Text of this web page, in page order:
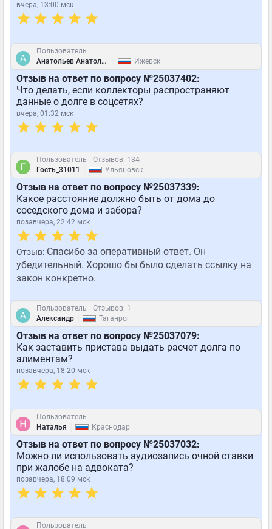
вчера, 13:00 мск
Пользователь
Анатольев Анатолий Анатольевич
Ижевск
Отзыв на ответ по вопросу №25037402:
Что делать, если коллекторы распространяют
данные о долге в соцсетях?
вчера, 01:32 мск
Пользователь
Отзывов: 134
Гость_31011
Ульяновск
Отзыв на ответ по вопросу №25037339:
Какое расстояние должно быть от дома до
соседского дома и забора?
позавчера, 22:42 мск
Отзыв: Спасибо за оперативный ответ. Он
убедительный. Хорошо бы было сделать ссылку на
закон конкретно.
Пользователь
Отзывов: 1
Александр
Таганрог
Отзыв на ответ по вопросу №25037079:
Как заставить пристава выдать расчет долга по
алиментам?
позавчера, 18:20 мск
Пользователь
Наталья
Краснодар
Отзыв на ответ по вопросу №25037032:
Можно ли использовать аудиозапись очной ставки
при жалобе на адвоката?
позавчера, 18:09 мск
Пользователь